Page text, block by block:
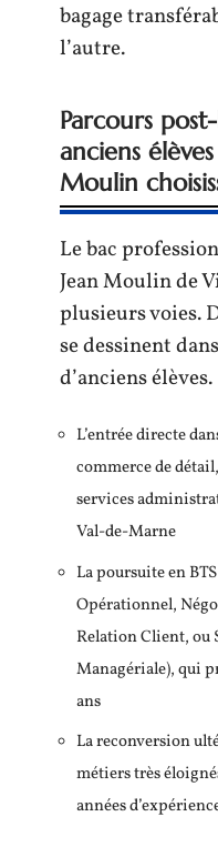
bagage
l’autre.
Parcours
anciens
Moulin
Le bac
Jean Moulin de
plusieurs voies.
se dessinent
d’anciens élèves.
L’entrée directe
commerce de
services
Val-de-Marne
La poursuite en
Opérationnel,
Relation Client, ou
Managériale), qui
ans
La reconversion
métiers très
années